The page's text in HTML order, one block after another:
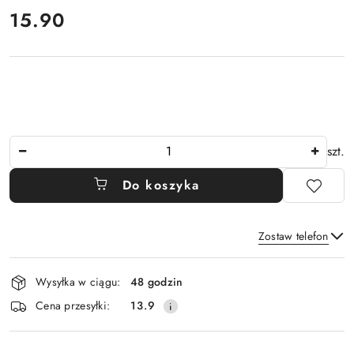
cena:
15.90
szt.
Do koszyka
Zostaw telefon
Wyślij
Dostępność
i
dostawa
Wysyłka w ciągu:
48 godzin
Cena przesyłki:
13.9